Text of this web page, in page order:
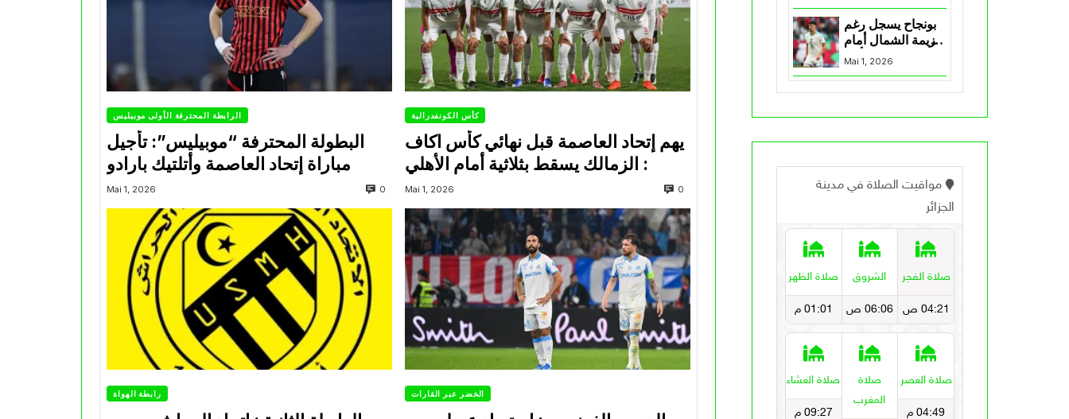
الرابطة المحترفة الأولى موبيليس
البطولة المحترفة “موبيليس”: تأجيل
مباراة إتحاد العاصمة وأتلتيك بارادو
Mai 1, 2026 0
كأس الكونفدرالية
يهم إتحاد العاصمة قبل نهائي كأس اكاف
Mai 1, 2026 0
رابطة الهواة الخضر عبر القارات
بونجاح يسجل رغم
هزيمة الشمال أمام
السد في كأس
Mai 1, 2026